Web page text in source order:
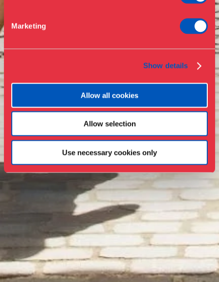
Marketing
Show details
Allow all cookies
Allow selection
Use necessary cookies only